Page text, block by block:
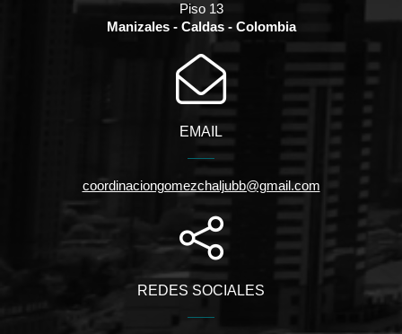
Piso 13
Manizales - Caldas - Colombia
EMAIL
coordinaciongomezchaljubb@gmail.com
REDES SOCIALES